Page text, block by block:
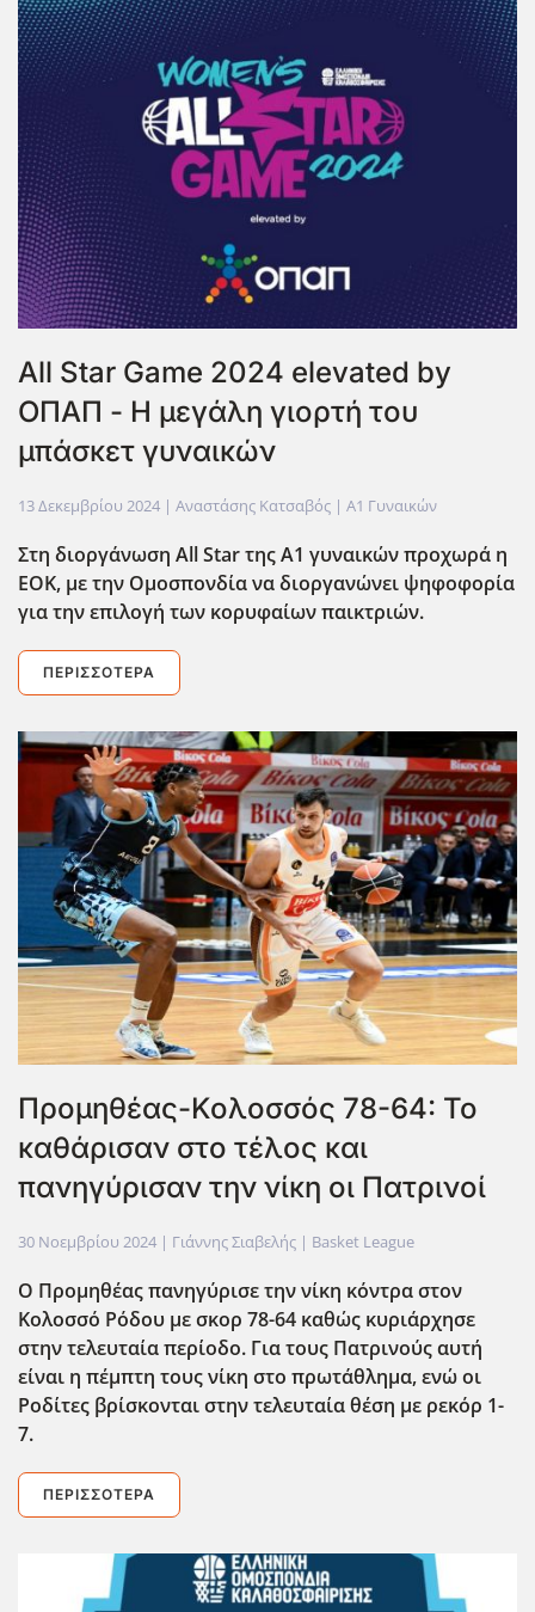
All Star Game 2024 elevated by
ΟΠΑΠ - Η μεγάλη γιορτή του
μπάσκετ γυναικών
13 Δεκεμβρίου 2024 | Αναστάσης Κατσαβός | Α1 Γυναικών
Στη διοργάνωση All Star της Α1 γυναικών προχωρά η
ΕΟΚ, με την Ομοσπονδία να διοργανώνει ψηφοφορία
για την επιλογή των κορυφαίων παικτριών.
ΠΕΡΙΣΣΌΤΕΡΑ
Προμηθέας-Κολοσσός 78-64: Το
καθάρισαν στο τέλος και
πανηγύρισαν την νίκη οι Πατρινοί
30 Νοεμβρίου 2024 | Γιάννης Σιαβελής | Basket League
Ο Προμηθέας πανηγύρισε την νίκη κόντρα στον
Κολοσσό Ρόδου με σκορ 78-64 καθώς κυριάρχησε
στην τελευταία περίοδο. Για τους Πατρινούς αυτή
είναι η πέμπτη τους νίκη στο πρωτάθλημα, ενώ οι
Ροδίτες βρίσκονται στην τελευταία θέση με ρεκόρ 1-
7.
ΠΕΡΙΣΣΌΤΕΡΑ